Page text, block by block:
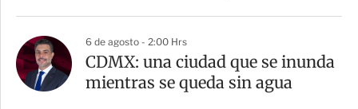
6 de agosto - 2:00 Hrs
CDMX: una ciudad que se inunda
mientras se queda sin agua